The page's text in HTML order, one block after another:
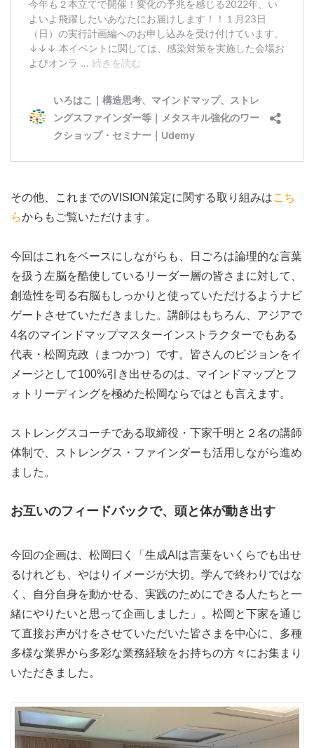
その他、これまでのVISION策定に関する取り組みはこち
らからもご覧いただけます。
今回はこれをベースにしながらも、日ごろは論理的な言葉
を扱う左脳を酷使しているリーダー層の皆さまに対して、
創造性を司る右脳もしっかりと使っていただけるようナビ
ゲートさせていただきました。講師はもちろん、アジアで
4名のマインドマップマスターインストラクターでもある
代表・松岡克政（まつかつ）です。皆さんのビジョンをイ
メージとして100%引き出せるのは、マインドマップとフ
ォトリーディングを極めた松岡ならではとも言えます。
ストレングスコーチである取締役・下家千明と２名の講師
体制で、ストレングス・ファインダーも活用しながら進め
ました。
お互いのフィードバックで、頭と体が動き出す
今回の企画は、松岡曰く「生成AIは言葉をいくらでも出せ
るけれども、やはりイメージが大切。学んで終わりではな
く、自分自身を動かせる、実践のためにできる人たちと一
緒にやりたいと思って企画しました」。松岡と下家を通じ
て直接お声がけをさせていただいた皆さまを中心に、多種
多様な業界から多彩な業務経験をお持ちの方々にお集まり
いただきました。